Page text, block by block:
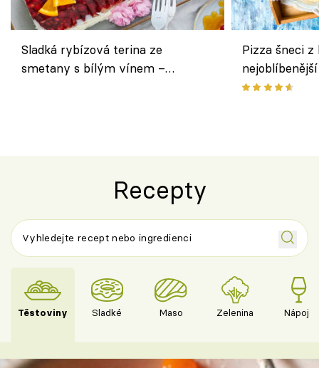
Sladká rybízová terina ze
smetany s bílým vínem –
Pizza šneci
Recepty
Těstoviny Sladké Maso Zelenina Nápoje